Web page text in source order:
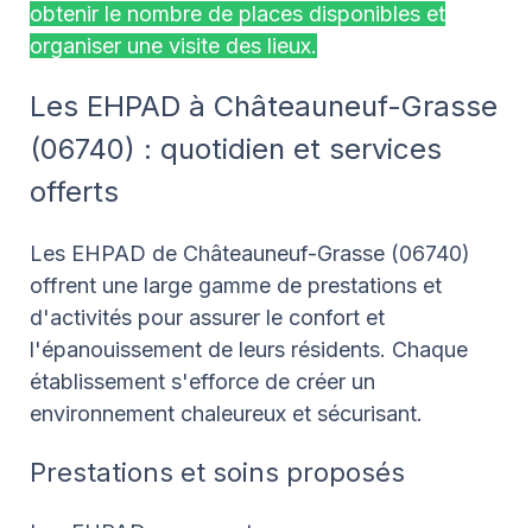
obtenir le nombre de places disponibles et
organiser une visite des lieux.
Les EHPAD à Châteauneuf-Grasse
(06740) : quotidien et services
offerts
Les EHPAD de Châteauneuf-Grasse (06740)
offrent une large gamme de prestations et
d'activités pour assurer le confort et
l'épanouissement de leurs résidents. Chaque
établissement s'efforce de créer un
environnement chaleureux et sécurisant.
Prestations et soins proposés